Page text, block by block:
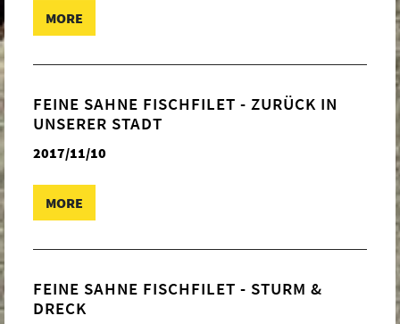
MORE
FEINE SAHNE FISCHFILET - ZURÜCK IN
UNSERER STADT
2017/11/10
MORE
FEINE SAHNE FISCHFILET - STURM &
DRECK